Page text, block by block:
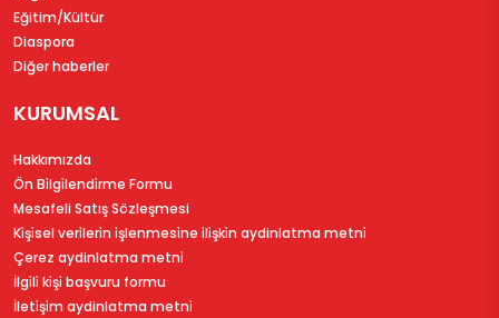
Eğitim/Kültür
Diaspora
Diğer haberler
KURUMSAL
Hakkımızda
Ön Bi̇lgi̇lendi̇rme Formu
Mesafeli Satış Sözleşmesi
Ki̇şi̇sel veri̇leri̇n i̇şlenmesi̇ne i̇li̇şki̇n aydinlatma metni̇
Çerez aydinlatma metni̇
İlgi̇li̇ ki̇şi̇ başvuru formu
İleti̇şi̇m aydinlatma metni̇